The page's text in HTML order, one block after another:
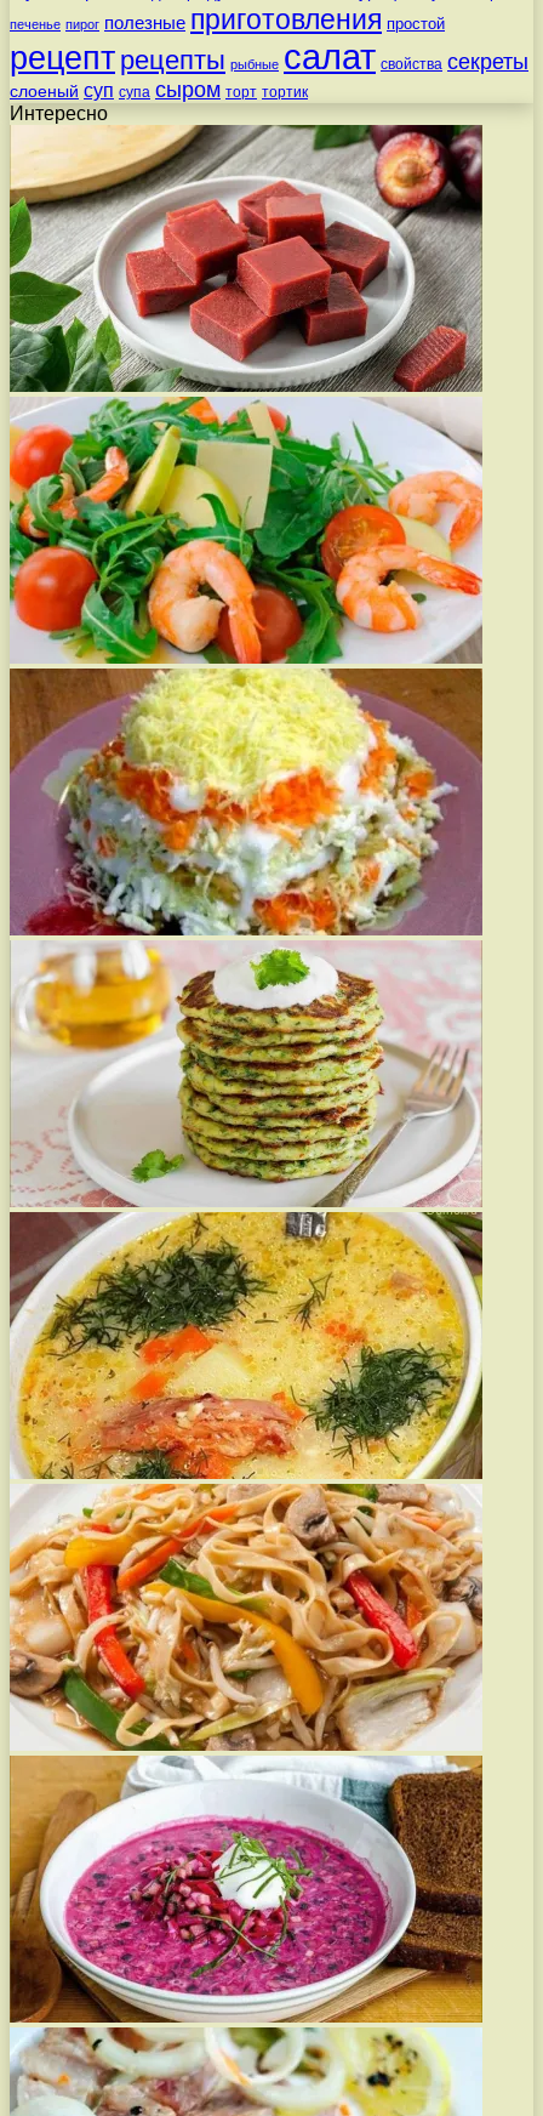
печенье пирог полезные приготовления простой
рецепт рецепты рыбные салат свойства секреты
слоеный суп супа сыром торт тортик
Интересно